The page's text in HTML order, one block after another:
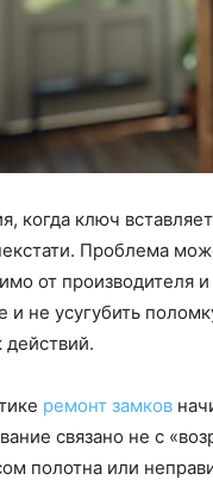
когда ключ
Проблема
от производителя
и не усугубить
действий.
ремонт замков
связано не с
полотна или